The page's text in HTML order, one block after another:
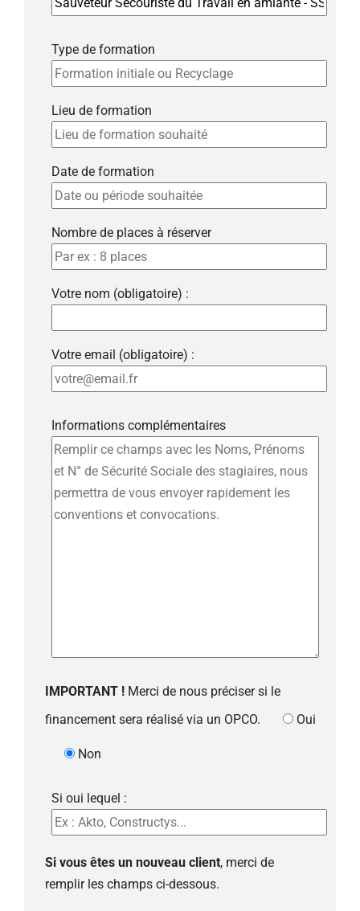
Type de formation
Lieu de formation
Date de formation
Nombre de places à réserver
Votre nom (obligatoire) :
Votre email (obligatoire) :
Informations complémentaires
IMPORTANT ! Merci de nous préciser si le
financement sera réalisé via un OPCO.
Oui
Non
Si oui lequel :
Si vous êtes un nouveau client, merci de
remplir les champs ci-dessous.